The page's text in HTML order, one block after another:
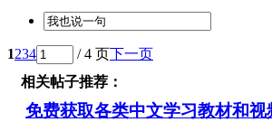
1234 / 4 页下一页
相关帖子推荐：
免费获取各类中文学习教材和视